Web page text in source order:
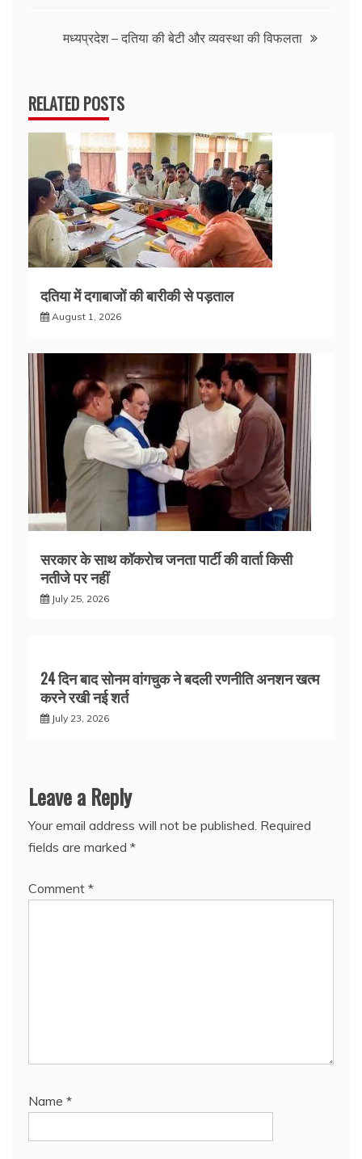
मध्यप्रदेश – दतिया की बेटी और व्यवस्था की विफलता
RELATED POSTS
दतिया में दगाबाजों की बारीकी से पड़ताल
August 1, 2026
सरकार के साथ कॉकरोच जनता पार्टी की वार्ता किसी
नतीजे पर नहीं
July 25, 2026
24 दिन बाद सोनम वांगचुक ने बदली रणनीति अनशन खत्म
करने रखी नई शर्त
July 23, 2026
Leave a Reply
Your email address will not be published. Required
fields are marked *
Comment *
Name *